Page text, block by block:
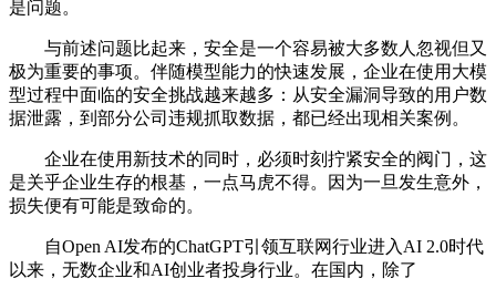
是问题。
与前述问题比起来，安全是一个容易被大多数人忽视但又
极为重要的事项。伴随模型能力的快速发展，企业在使用大模
型过程中面临的安全挑战越来越多：从安全漏洞导致的用户数
据泄露，到部分公司违规抓取数据，都已经出现相关案例。
企业在使用新技术的同时，必须时刻拧紧安全的阀门，这
是关乎企业生存的根基，一点马虎不得。因为一旦发生意外，
损失便有可能是致命的。
自Open AI发布的ChatGPT引领互联网行业进入AI 2.0时代
以来，无数企业和AI创业者投身行业。在国内，除了